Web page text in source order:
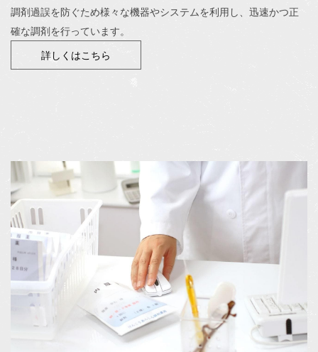
調剤過誤を防ぐため様々な機器やシステムを利用し、迅速かつ正
確な調剤を行っています。
詳しくはこちら